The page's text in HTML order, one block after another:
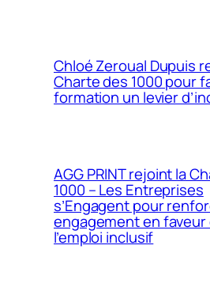
Chloé Zeroual Dupuis
Charte des 1000 pour
formation un levier
AGG PRINT rejoint la
1000 – Les Entreprises
s’Engagent pour
engagement en faveur
l’emploi inclusif